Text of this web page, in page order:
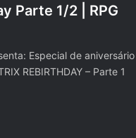
Parte 1/2 | RPG
Especial de aniversário
REBIRTHDAY – Parte 1